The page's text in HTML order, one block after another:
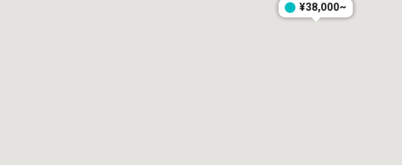
¥38,000~
¥38,000~